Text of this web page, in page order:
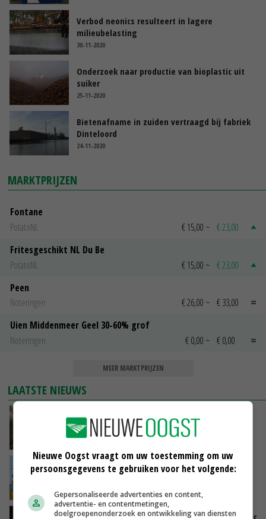
Verbod neonics resulteert in lagere
milieubelasting
30-11-2020
Onderzoek naar productie van bioplastic uit
suiker
25-11-2020
Bietenafname in zuiden vertraagd bij fabriek
Dinteloord
24-11-2020
MARKTPRIJZEN
Fontane
PotatoNL
€ 15,00 ~ € 23,00
Fritesgeschikt NL Du Be
PotatoNL
€ 15,00 ~ € 23,00
Peen
Noteringen
€ 26,00 ~ € 33,00
Uien Middenmeer Geel 30-60% grof
Noteringen
€ 0,00 ~ € 0,00
MEER MARKTPRIJZEN
LAATSTE NIEUWS
‘Samenwerking A-ware en Amalthea gaat
zorgen voor meer balans’
GISTEREN, 16:01
Internationale vraag naar geitenzuivel blijft
groot: Nederland in Europese top
GISTEREN, 15:33
Vlaamse varkensstapel krimpt, pluimveesector
Nieuwe Oogst vraagt om uw toestemming om uw
persoonsgegevens te gebruiken voor het volgende:
Gepersonaliseerde advertenties en content,
advertentie- en contentmetingen,
doelgroepenonderzoek en ontwikkeling van diensten